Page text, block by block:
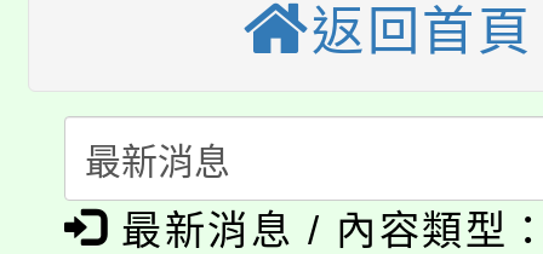
程，歡迎學生輔導中心
心理、諮商輔導、社會
系所師生報名參加。
縣市「校園短影音徵
門員」簡章及活動海報
踴躍報名參加。
桃園市115學年度學生
要點
「桃園市補助參觀特色
展演活動實施計畫」
115年度「教育部表揚
義教育推展貢獻獎」
公告本校115學年度第
返回首頁
最新消息 / 內容類型